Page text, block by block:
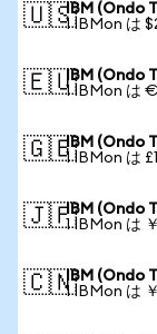
🇺🇸IBM (Ondo
1 IBMon は
🇪🇺IBM (Ondo
1 IBMon は
🇬🇧IBM (Ondo
1 IBMon は
🇯🇵IBM (Ondo
1 IBMon は
🇨🇳IBM (Ondo
1 IBMon は